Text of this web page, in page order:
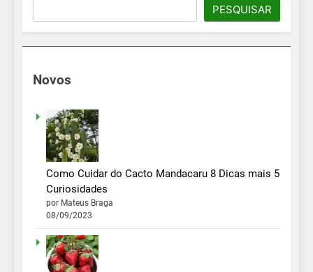
PESQUISAR
Novos
Como Cuidar do Cacto Mandacaru 8 Dicas mais 5
Curiosidades
por Mateus Braga
08/09/2023